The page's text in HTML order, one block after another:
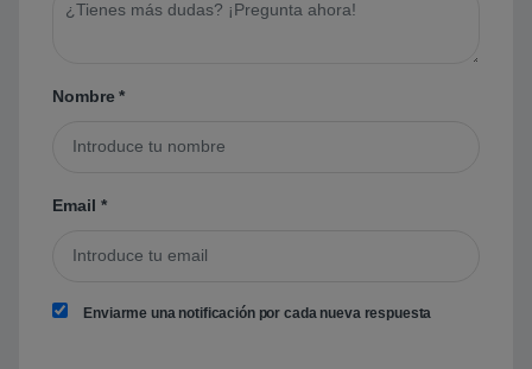
Nombre*
Email *
Enviarme una notificación por cada nueva respuesta